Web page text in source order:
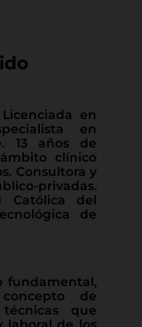
en
en
13 años de
clínico
Consultora y
privadas.
Católica del
de
fundamental,
de
que